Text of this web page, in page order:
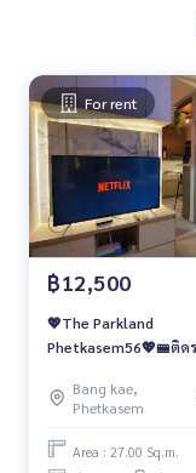
For rent
฿12,500
💖The Parkland
Phetkasem56💖🚝ติด
Bang kae,
Phetkasem
Area : 27.00 Sq.m.